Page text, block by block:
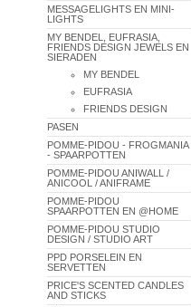
MESSAGELIGHTS EN MINI-
LIGHTS
MY BENDEL, EUFRASIA,
FRIENDS DESIGN JEWELS EN
SIERADEN
MY BENDEL
EUFRASIA
FRIENDS DESIGN
PASEN
POMME-PIDOU - FROGMANIA
- SPAARPOTTEN
POMME-PIDOU ANIWALL /
ANICOOL / ANIFRAME
POMME-PIDOU
SPAARPOTTEN EN @HOME
POMME-PIDOU STUDIO
DESIGN / STUDIO ART
PPD PORSELEIN EN
SERVETTEN
PRICE'S SCENTED CANDLES
AND STICKS